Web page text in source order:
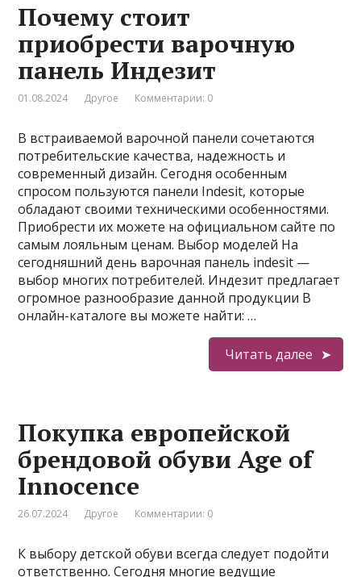
Почему стоит
приобрести варочную
панель Индезит
01.08.2024 Другое Комментарии: 0
В встраиваемой варочной панели сочетаются
потребительские качества, надежность и
современный дизайн. Сегодня особенным
спросом пользуются панели Indesit, которые
обладают своими техническими особенностями.
Приобрести их можете на официальном сайте по
самым лояльным ценам. Выбор моделей На
сегодняшний день варочная панель indesit —
выбор многих потребителей. Индезит предлагает
огромное разнообразие данной продукции В
онлайн-каталоге вы можете найти: …
Читать далее
Покупка европейской
брендовой обуви Age of
Innocence
26.07.2024 Другое Комментарии: 0
К выбору детской обуви всегда следует подойти
ответственно. Сегодня многие ведущие